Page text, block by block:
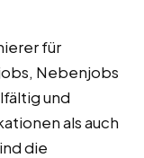
für
Nebenjobs
und
als auch
die